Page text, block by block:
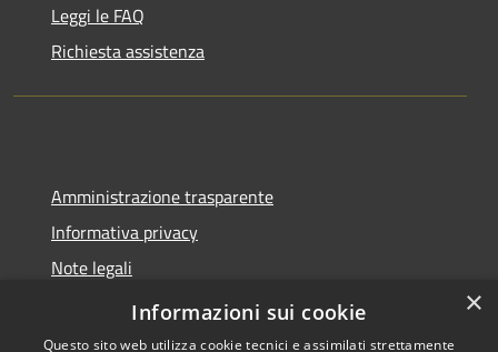
Leggi le FAQ
Richiesta assistenza
Amministrazione trasparente
Informativa privacy
Note legali
Dichiarazione di accessibilità
×
Informazioni sui cookie
Questo sito web utilizza cookie tecnici e assimilati strettamente